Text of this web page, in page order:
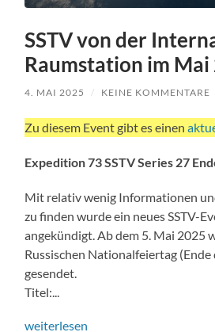
SSTV von der
Raumstation im Mai
4. MAI 2025 / KEINE KOMMENTARE
Zu diesem Event gibt es einen
Expedition 73 SSTV Series 27
Mit relativ wenig Informationen
zu finden wurde ein neues SSTV-
angekündigt. Ab dem 5. Mai 2025
Russischen Nationalfeiertag (Ende
gesendet.
Titel:...
weiterlesen